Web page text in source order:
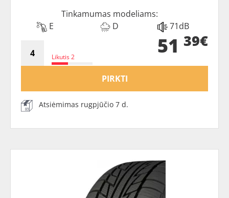
Tinkamumas modeliams:
E
D 71dB
Likutis 2 51 39€
PIRKTI
Atsiėmimas rugpjūčio 7 d.